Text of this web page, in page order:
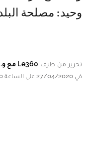
وحيد: مصلحة
تحرير من طرف Le360 مع و.م.ع
في 27/04/2020 على الساعة 10:00